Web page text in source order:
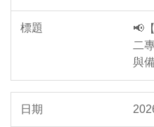
📢
二
與